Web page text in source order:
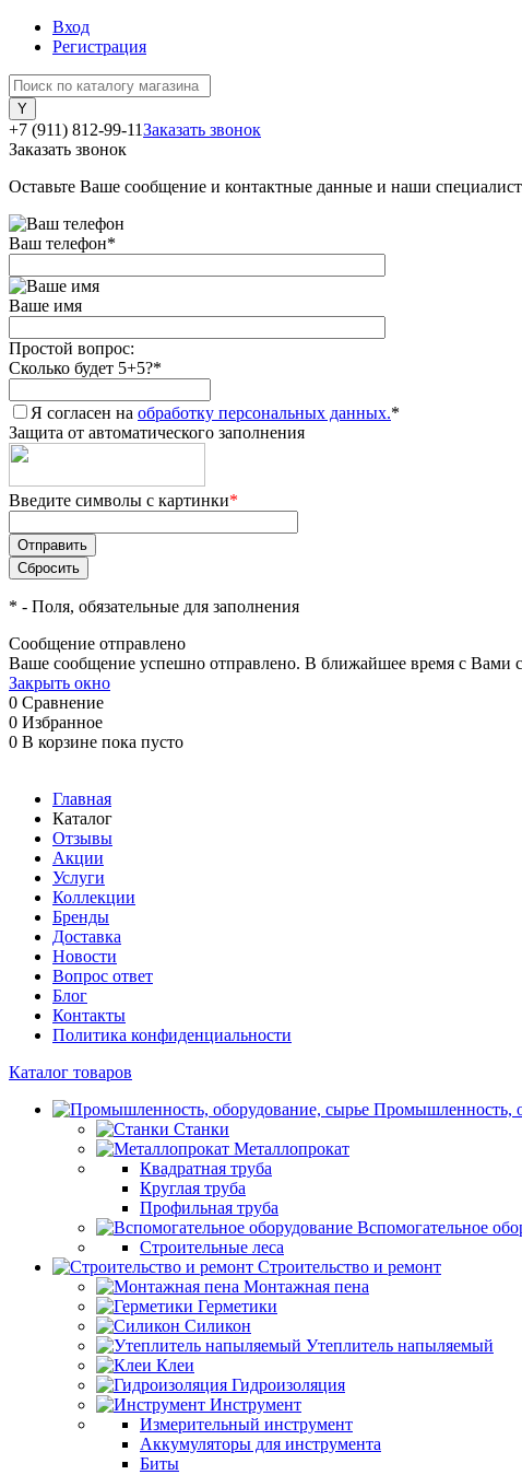
Вход
Регистрация
+7 (911) 812-99-11Заказать звонок
Заказать звонок
Оставьте Ваше сообщение и контактные данные и наши
Ваш телефон*
Ваше имя
Простой вопрос:
Сколько будет 5+5?*
Я согласен на обработку персональных данных.*
Защита от автоматического заполнения
Введите символы с картинки*
* - Поля, обязательные для заполнения
Сообщение отправлено
Ваше сообщение успешно отправлено. В ближайшее время с Вами
Закрыть окно
0 Сравнение
0 Избранное
0 В корзине пока пусто
Главная
Каталог
Отзывы
Акции
Услуги
Коллекции
Бренды
Доставка
Новости
Вопрос ответ
Блог
Контакты
Политика конфиденциальности
Каталог товаров
Промышленность,
Станки
Металлопрокат
Квадратная труба
Круглая труба
Профильная труба
Вспомогательное
Строительные леса
Строительство и ремонт
Монтажная пена
Герметики
Силикон
Утеплитель напыляемый
Клеи
Гидроизоляция
Инструмент
Измерительный инструмент
Аккумуляторы для инструмента
Биты